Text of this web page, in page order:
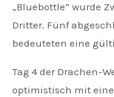
„Bluebottle“ wurde
Dritter. Fünf
bedeuteten eine
Tag 4 der Drachen-
optimistisch mit